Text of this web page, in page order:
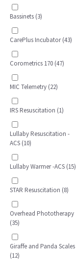
Bassinets (3)
CarePlus Incubator (43)
Corometrics 170 (47)
MIC Telemetry (22)
IRS Resuscitation (1)
Lullaby Resuscitation -
ACS (10)
Lullaby Warmer -ACS (15)
STAR Resuscitation (8)
Overhead Phototherapy
(35)
Giraffe and Panda Scales
(12)